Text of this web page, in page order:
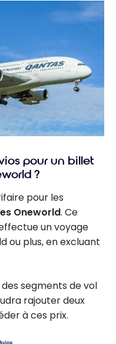
pour un billet
?
pour les
Oneworld. Ce
un voyage
ou plus, en excluant
segments de vol
rajouter deux
à ces prix.